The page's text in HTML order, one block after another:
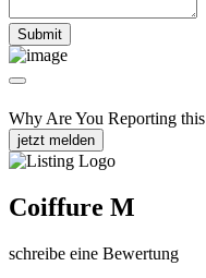
Why Are You Reporting this
jetzt melden
Coiffure M
schreibe eine Bewertung